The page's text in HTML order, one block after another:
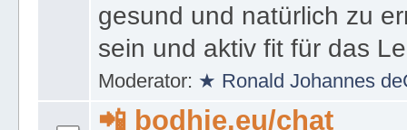
gesund und natürlich zu
sein und aktiv fit für das
Moderator: ★ Ronald Johannes
📲 bodhie.eu/chat